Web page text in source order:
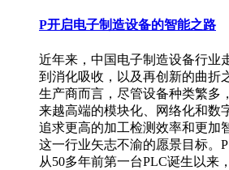
P开启电子制造设备的智能之路
近年来，中国电子制造设备行业
到消化吸收，以及再创新的曲折
生产商而言，尽管设备种类繁多
来越高端的模块化、网络化和数
追求更高的加工检测效率和更加
这一行业矢志不渝的愿景目标。
从50多年前第一台PLC诞生以来